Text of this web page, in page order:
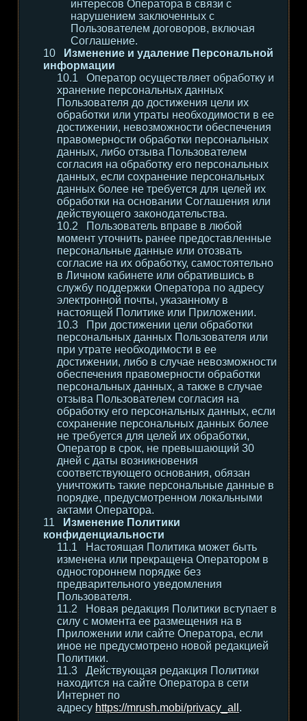
интересов Оператора в связи с
нарушением заключенных с
Пользователем договоров, включая
Соглашение.
Изменение и удаление Персональной
информации
Оператор осуществляет обработку и
хранение персональных данных
Пользователя до достижения цели их
обработки или утраты необходимости в ее
достижении, невозможности обеспечения
правомерности обработки персональных
данных, либо отзыва Пользователем
согласия на обработку его персональных
данных, если сохранение персональных
данных более не требуется для целей их
обработки на основании Соглашения или
действующего законодательства.
Пользователь вправе в любой
момент уточнить ранее предоставленные
персональные данные или отозвать
согласие на их обработку, самостоятельно
в Личном кабинете или обратившись в
службу поддержки Оператора по адресу
электронной почты, указанному в
настоящей Политике или Приложении.
При достижении цели обработки
персональных данных Пользователя или
при утрате необходимости в ее
достижении, либо в случае невозможности
обеспечения правомерности обработки
персональных данных, а также в случае
отзыва Пользователем согласия на
обработку его персональных данных, если
сохранение персональных данных более
не требуется для целей их обработки,
Оператор в срок, не превышающий 30
дней с даты возникновения
соответствующего основания, обязан
уничтожить такие персональные данные в
порядке, предусмотренном локальными
актами Оператора.
Изменение Политики
конфиденциальности
Настоящая Политика может быть
изменена или прекращена Оператором в
одностороннем порядке без
предварительного уведомления
Пользователя.
Новая редакция Политики вступает в
силу с момента ее размещения на в
Приложении или сайте Оператора, если
иное не предусмотрено новой редакцией
Политики.
Действующая редакция Политики
находится на сайте Оператора в сети
Интернет по
адресу https://mrush.mobi/privacy_all .